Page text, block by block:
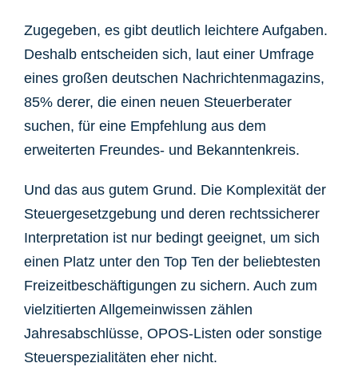
Zugegeben, es gibt deutlich leichtere Aufgaben.
Deshalb entscheiden sich, laut einer Umfrage
eines großen deutschen Nachrichtenmagazins,
85% derer, die einen neuen Steuerberater
suchen, für eine Empfehlung aus dem
erweiterten Freundes- und Bekanntenkreis.
Und das aus gutem Grund. Die Komplexität der
Steuergesetzgebung und deren rechtssicherer
Interpretation ist nur bedingt geeignet, um sich
einen Platz unter den Top Ten der beliebtesten
Freizeitbeschäftigungen zu sichern. Auch zum
vielzitierten Allgemeinwissen zählen
Jahresabschlüsse, OPOS-Listen oder sonstige
Steuerspezialitäten eher nicht.